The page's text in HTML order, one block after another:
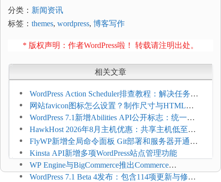
分类： 新闻资讯
标签： themes, wordpress, 博客写作
* 版权声明：作者WordPress啦！ 转载请注明出处。
相关文章
WordPress Action Scheduler排查教程：解决任务积
压和订单延迟
网站favicon图标怎么设置？制作尺寸与HTML添
加方法
WordPress 7.1新增Abilities API公开标志：统一支
持REST API、MCP与AI代理
HawkHost 2026年8月主机优惠：共享主机低至
$2.61/月，高性能主机同步折扣
FlyWP新增全局命令面板 Git部署和服务器开通更
方便
Kinsta API新增多项WordPress站点管理功能
WP Engine与BigCommerce推出Commerce
Connect：WordPress商店可保留前台体验并扩展电
WordPress 7.1 Beta 4发布：包含114项更新与修